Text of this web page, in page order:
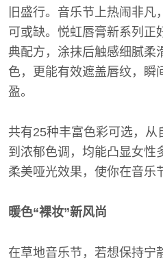
旧盛行。音乐节上热闹非
可或缺。悦虹唇膏新系列正
典配方，涂抹后触感细腻柔
色，更能有效遮盖唇纹，瞬
盈。
共有25种丰富色彩可选，从
到浓郁色调，均能凸显女性
柔美哑光效果，使你在音乐
暖色“裸妆”新风尚
在草地音乐节，若想保持宁